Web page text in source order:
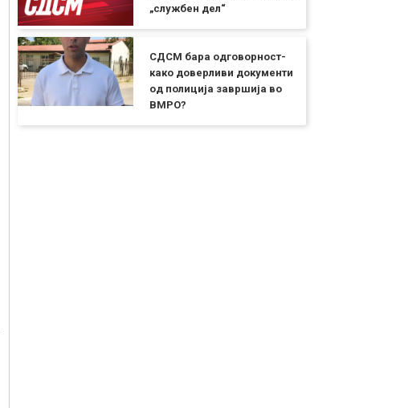
„службен дел“
СДСМ бара одговорност-
како доверливи документи
од полиција завршија во
ВМРО?